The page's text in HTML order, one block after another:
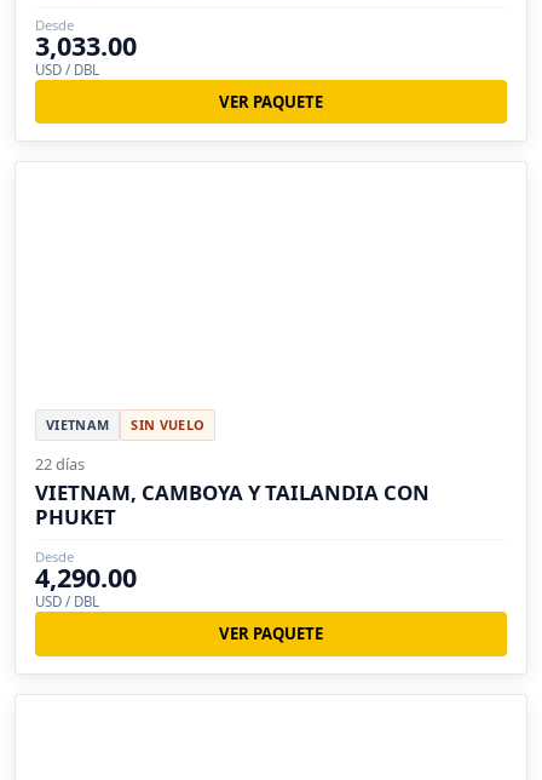
Desde
3,033.00
USD / DBL
VER PAQUETE
VIETNAM SIN VUELO
22 días
VIETNAM, CAMBOYA Y TAILANDIA CON
PHUKET
Desde
4,290.00
USD / DBL
VER PAQUETE